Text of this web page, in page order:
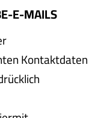
E-MAILS
Kontaktdaten